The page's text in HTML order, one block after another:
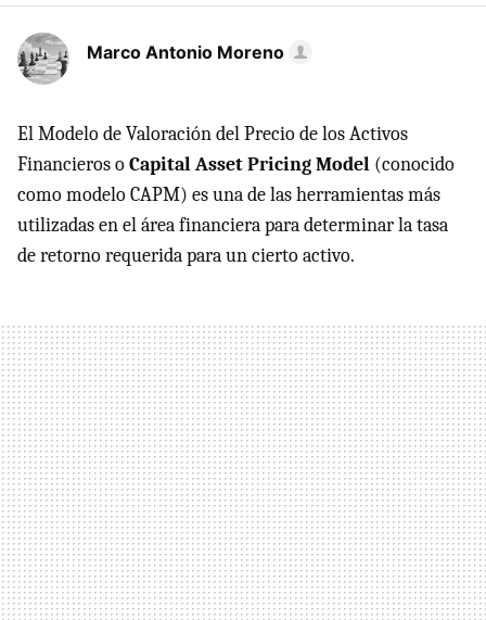
Marco Antonio Moreno
El Modelo de Valoración del Precio de los Activos
Financieros oCapital Asset Pricing Model (conocido
como modeloCAPM) es una de las herramientas más
utilizadas en el área financiera para determinar la tasa
de retorno requerida para un cierto activo.